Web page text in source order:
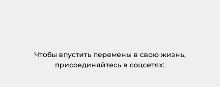
Чтобы впустить перемены в свою жизнь,
присоединяйтесь в соцсетях: